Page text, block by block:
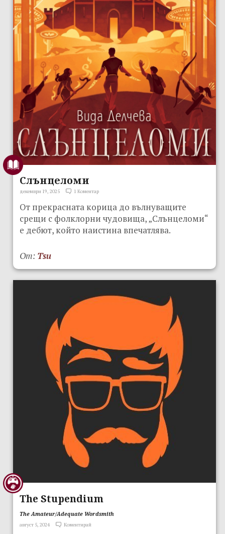
Слънцеломи
декември 19, 2025 1 Коментар
От прекрасната корица до вълнуващите
срещи с фолклорни чудовища, „Слънцеломи“
е дебют, който наистина впечатлява.
От: Tsu
The Stupendium
The Amateur/Adequate Wordsmith
август 5, 2024 Коментирай